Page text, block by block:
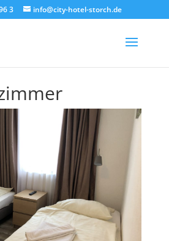
3 info@city-hotel-storch.de